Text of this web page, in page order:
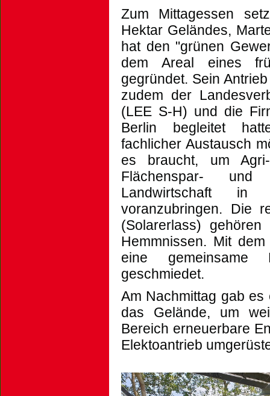
Zum Mittagessen
Hektar Geländes,
hat den "grünen
dem Areal eines
gegründet. Sein
zudem der
(LEE S-H) und die
Berlin begleitet
fachlicher Austausch
es braucht, um
Flächenspar-
Landwirtschaft in
voranzubringen. Die
(Solarerlass)
Hemmnissen. Mit
eine gemeinsame
geschmiedet.
Am Nachmittag gab
das Gelände, um
Bereich erneuerbare
Elektoantrieb